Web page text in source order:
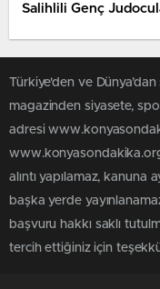
Salihlili Genç
Türkiye'den ve
magazinden siyasete,
adresi
alıntı yapılamaz, kanuna
başka yerde
başvuru hakkı saklı
tercih ettiğiniz için